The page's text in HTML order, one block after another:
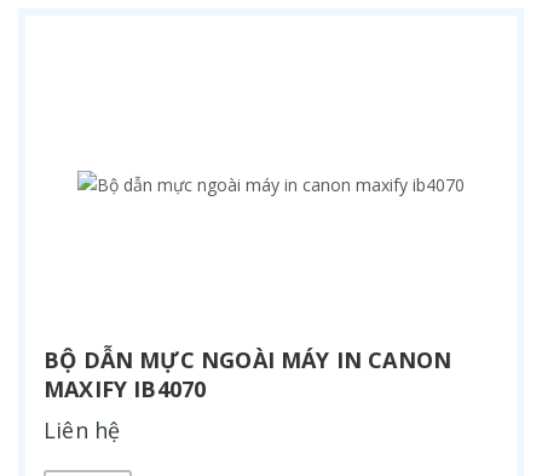
BỘ DẪN MỰC NGOÀI MÁY IN CANON
MAXIFY IB4070
Liên hệ